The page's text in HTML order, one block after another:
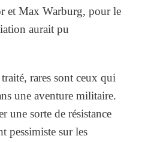
et Max Warburg, pour le
aurait pu
rares sont ceux qui
une aventure militaire.
une sorte de résistance
pessimiste sur les